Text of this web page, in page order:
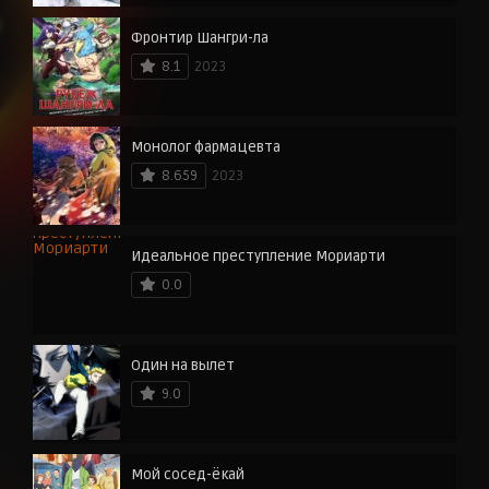
Фронтир Шангри-ла
8.1
2023
Монолог фармацевта
8.659
2023
Идеальное преступление Мориарти
0.0
Один на вылет
9.0
Мой сосед-ёкай